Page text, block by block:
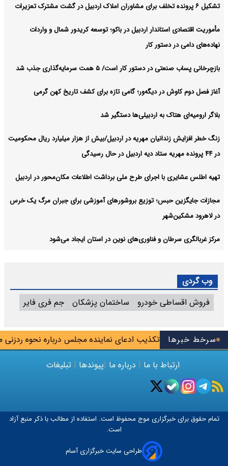
سرخط خبرهاتکذیب ادعای نماینده مجلس درباره نحوه ردزنی محل
تشکیل ۶ پرونده تخلف برای مشاوران املاک اردبیل در گشت مشترک تعزیرات
مأموریت اقتصادی استاندار اردبیل در باکو؛ توسعه کریدور شمال و واردات
نهاده‌های دامی در دستور کار
بازچرخانی پساب صنعتی در دستور کار است/ ۵ همت سرمایه‌گذاری جذب شد
آغاز فصل دوم کاوش در دیگه‌ور؛ گامی تازه برای کشف تاریخ کهن گرمی
بلاگر ارومیه‌ای هتاک به اردبیلی‌ها دستگیر شد
زنگ خطر افزایش زندانیان مهریه در اردبیل/بیش از هزار میلیارد ریال محکومیت
در ۴۴ پرونده مهریه ستاد دیه اردبیل در حال رسیدگی
تهیه اطلس عشایری با اجرای طرح ملی برداشت اطلاعات مکان‌محور در اردبیل
مجازات جایگزین حبس؛ توزیع بروشورهای آموزشی برای جبران مرگ یک خرس
در لاهرود مشکین‌شهر
مرکز غربالگری سرطان و فناوری‌های نوین در استان ایجاد می‌شود
وب گردی
فروش اقساطی خودرو
ساختمان پزشکان جم فری فایر
ارتباط با ما | درباره ما |پیوندها | تبلیغات
تمام حقوق برای خبرگزاری موج محفوظ است. استفاده از مطالب با ذکر منبع آزاد
است.
طراحی سایت خبرگزاری آسام